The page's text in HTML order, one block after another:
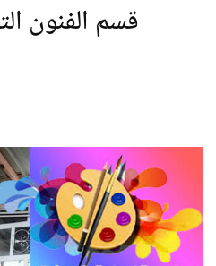
قسم الفنون